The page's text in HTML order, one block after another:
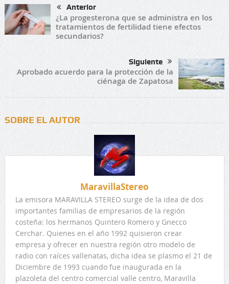
Anterior
¿La progesterona que se administra en los
tratamientos de fertilidad tiene efectos
secundarios?
Siguiente
Aprobado acuerdo para la protección de la
ciénaga de Zapatosa
SOBRE EL AUTOR
MaravillaStereo
La emisora MARAVILLA STEREO surge de la idea de dos
importantes familias de empresarios de la región
costeña: los hermanos Quintero Romero y Gnecco
Cerchar. Quienes en el año 1992 quisieron crear
empresa y ofrecer en nuestra región otro modelo de
radio con raíces vallenatas, dicha idea se plasmo el 21 de
Diciembre de 1993 cuando fue inaugurada en la
plazoleta del centro comercial valle centro, Maravilla